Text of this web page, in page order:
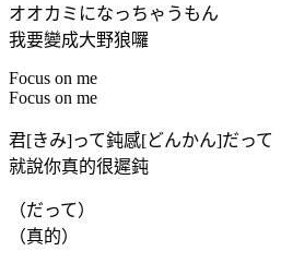
オオカミになっちゃうもん
我要變成大野狼囉
Focus on me
Focus on me
君[きみ]って鈍感[どんかん]だって
就說你真的很遲鈍
（だって）
（真的）